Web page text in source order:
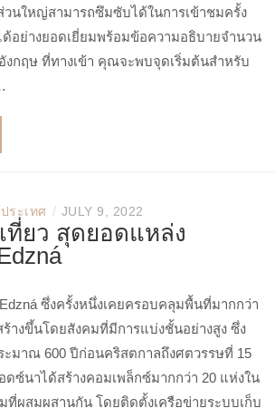
นใหญ่สามารถซึมซับได้ในการเข้าชมครั้ง
ด้อย่างยอดเยี่ยมพร้อมข้อความอธิบายจำนวน
งกฤษ ที่ทางเข้า คุณจะพบจุดเริ่มต้นสำหรับ
ระเทศ / JULY 9, 2022
ที่ยว สุดยอดแหล่ง
ซึ่งครั้งหนึ่งเคยครอบคลุมพื้นที่มากกว่า
ร้างขึ้นโดยสังคมที่มีการแบ่งชั้นอย่างสูง ซึ่ง
ะมาณ 600 ปีก่อนคริสตกาลถึงศตวรรษที่ 15
ดซ์นาได้สร้างคอมเพล็กซ์มากกว่า 20 แห่งใน
ที่ผสมผสานกัน โดยติดตั้งเครือข่ายระบบเก็บ